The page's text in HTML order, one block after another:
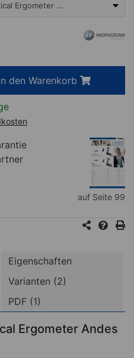
Horizon Fitness Elliptical Ergometer Andes 3.1
1.499,00 €
den Warenkorb
auf Seite 99
Eigenschaften
Varianten (2)
PDF (1)
Ergometer Andes